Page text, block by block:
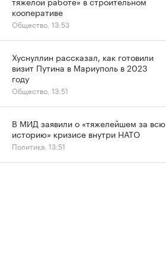
кооперативе
Общество, 13:53
Хуснуллин рассказал, как готовили
визит Путина в Мариуполь в 2023
году
Общество, 13:51
В МИД заявили о «тяжелейшем за всю
историю» кризисе внутри НАТО
Политика, 13:51